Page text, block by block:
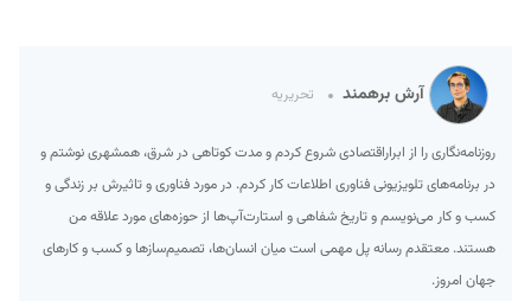
آرش برهمند تحریریه
روزنامه‌نگاری را از ابراراقتصادی شروع کردم و مدت کوتاهی در شرق، همشهری نوشتم و
در برنامه‌های تلویزیونی فناوری اطلاعات کار کردم. در مورد فناوری و تاثیرش بر زندگی و
کسب و کار می‌نویسم و تاریخ شفاهی و استارت‌آپ‌ها از حوزه‌های مورد علاقه من
هستند. معتقدم رسانه پل مهمی است میان انسان‌ها، تصمیم‌سازها و کسب و کارهای
جهان امروز.